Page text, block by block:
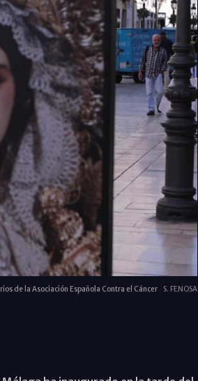
de la Asociación Española Contra el Cáncer S. FENOSA